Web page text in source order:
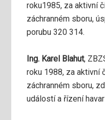
roku1985, za aktivní
záchranném sboru,
porubu 320 314.
Ing. Karel Blahut,
roku 1988, za aktivní
záchranném sboru,
událostí a řízení